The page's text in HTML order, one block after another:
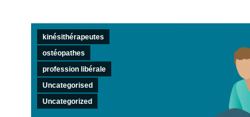
kinésithérapeutes
ostéopathes
profession libérale
Uncategorised
Uncategorized